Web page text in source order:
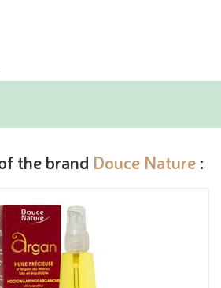
the brand Douce Nature :